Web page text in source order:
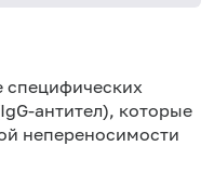
специфических
G-антител), которые
непереносимости